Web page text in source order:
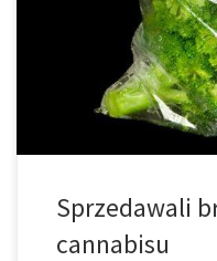
jeśli istnieje tam już legalny
czarny rynek nadal kwitnie,
znaleźć się w posiadaniu
Sprzedawali
cannabisu